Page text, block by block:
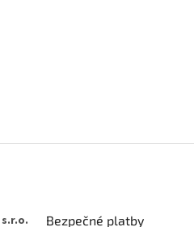
Bezpečné platby